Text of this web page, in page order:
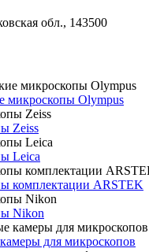
обл., 143500
микроскопы Olympus
Zeiss
Leica
комплектации ARSTEK
Nikon
для микроскопов